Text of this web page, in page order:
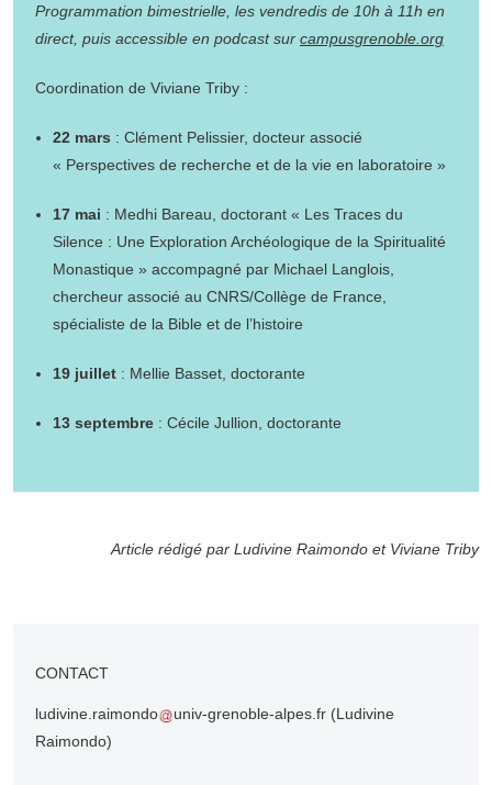
Programmation bimestrielle, les vendredis de 10h à 11h en
direct, puis accessible en podcast sur campusgrenoble.org
Coordination de Viviane Triby :
22 mars : Clément Pelissier, docteur associé
« Perspectives de recherche et de la vie en laboratoire »
17 mai : Medhi Bareau, doctorant « Les Traces du
Silence : Une Exploration Archéologique de la Spiritualité
Monastique » accompagné par Michael Langlois,
chercheur associé au CNRS/Collège de France,
spécialiste de la Bible et de l’histoire
19 juillet : Mellie Basset, doctorante
13 septembre : Cécile Jullion, doctorante
Article rédigé par Ludivine Raimondo et Viviane Triby
CONTACT
ludivine.raimondo univ-grenoble-alpes.fr (Ludivine
Raimondo)